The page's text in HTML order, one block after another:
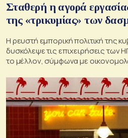
Σταθερή η αγορά
της «τρικυμίας» των
Η ρευστή εμπορική πολιτική της
δυσκόλεψε τις επιχειρήσεις των
το μέλλον, σύμφωνα με